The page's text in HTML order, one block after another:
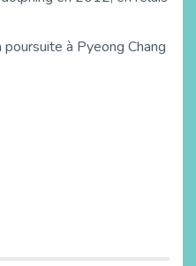
à Pyeong Chang